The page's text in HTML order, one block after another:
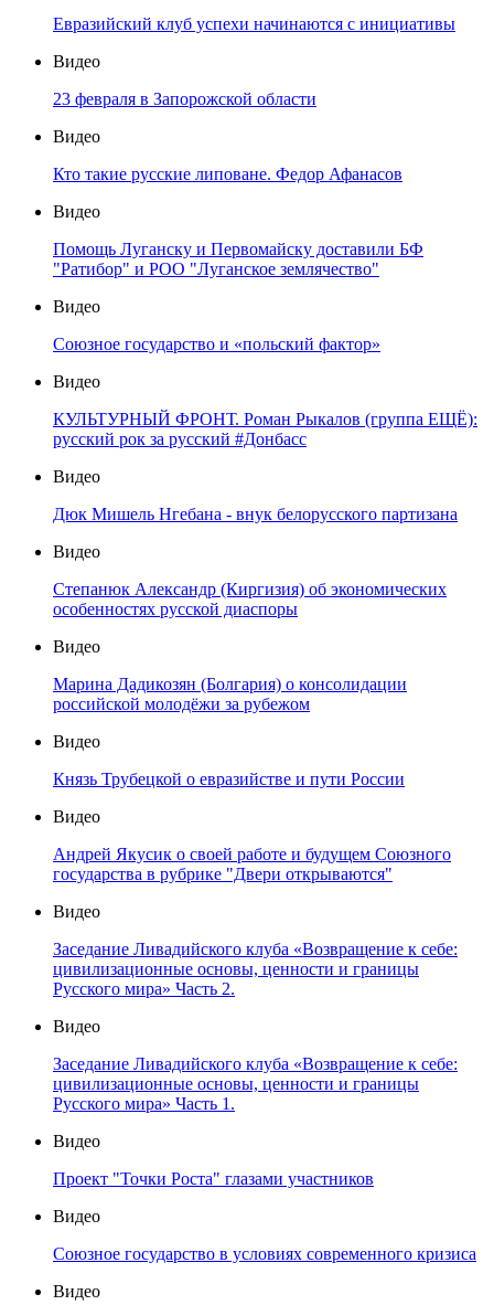
Евразийский клуб успехи начинаются с инициативы
Видео
23 февраля в Запорожской области
Видео
Кто такие русские липоване. Федор Афанасов
Видео
Помощь Луганску и Первомайску доставили БФ
"Ратибор" и РОО "Луганское землячество"
Видео
Союзное государство и «польский фактор»
Видео
КУЛЬТУРНЫЙ ФРОНТ. Роман Рыкалов (группа ЕЩЁ):
русский рок за русский #Донбасс
Видео
Дюк Мишель Нгебана - внук белорусского партизана
Видео
Степанюк Александр (Киргизия) об экономических
особенностях русской диаспоры
Видео
Марина Дадикозян (Болгария) о консолидации
российской молодёжи за рубежом
Видео
Князь Трубецкой о евразийстве и пути России
Видео
Андрей Якусик о своей работе и будущем Союзного
государства в рубрике "Двери открываются"
Видео
Заседание Ливадийского клуба «Возвращение к себе:
цивилизационные основы, ценности и границы
Русского мира» Часть 2.
Видео
Заседание Ливадийского клуба «Возвращение к себе:
цивилизационные основы, ценности и границы
Русского мира» Часть 1.
Видео
Проект "Точки Роста" глазами участников
Видео
Союзное государство в условиях современного кризиса
Видео